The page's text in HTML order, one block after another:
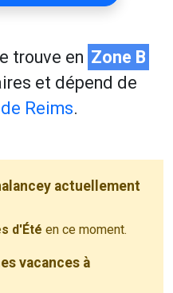
trouve en Zone B
et dépend de
Reims.
actuellement
d'Été en ce moment.
vacances à